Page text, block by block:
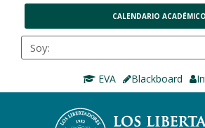
CALENDARIO ACADÉMICO
EVA Blackboard